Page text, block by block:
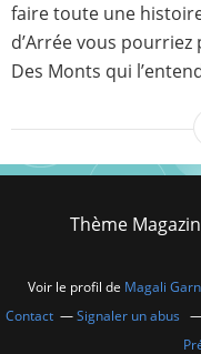
faire toute une
d’Arrée vous pourriez
Des Monts qui
Thème
Voir le profil de Magali
Contact
Signaler un abus